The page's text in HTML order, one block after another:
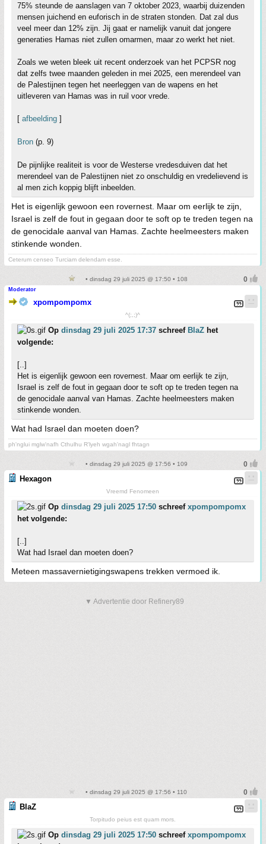
75% steunde de aanslagen van 7 oktober 2023, waarbij duizenden
mensen juichend en euforisch in de straten stonden. Dat zal dus
veel meer dan 12% zijn. Jij gaat er namelijk vanuit dat jongere
generaties Hamas niet zullen omarmen, maar zo werkt het niet.
Zoals we weten bleek uit recent onderzoek van het PCPSR nog
dat zelfs twee maanden geleden in mei 2025, een merendeel van
de Palestijnen tegen het neerleggen van de wapens en het
uitleveren van Hamas was in ruil voor vrede.
[ afbeelding ]
Bron (p. 9)
De pijnlijke realiteit is voor de Westerse vredesduiven dat het
merendeel van de Palestijnen niet zo onschuldig en vredelievend is
al men zich koppig blijft inbeelden.
Het is eigenlijk gewoon een rovernest. Maar om eerlijk te zijn,
Israel is zelf de fout in gegaan door te soft op te treden tegen na
de genocidale aanval van Hamas. Zachte heelmeesters maken
stinkende wonden.
Ceterum censeo Turciam delendam esse.
• dinsdag 29 juli 2025 @ 17:50 • 108
Moderator
xpompompomx
^(;,;)^
Op dinsdag 29 juli 2025 17:37 schreef BlaZ het
volgende:
[..]
Het is eigenlijk gewoon een rovernest. Maar om eerlijk te zijn,
Israel is zelf de fout in gegaan door te soft op te treden tegen na
de genocidale aanval van Hamas. Zachte heelmeesters maken
stinkende wonden.
Wat had Israel dan moeten doen?
ph'nglui mglw'nafh Cthulhu R'lyeh wgah'nagl fhtagn
• dinsdag 29 juli 2025 @ 17:56 • 109
Hexagon
Vreemd Fenomeen
Op dinsdag 29 juli 2025 17:50 schreef xpompompomx
het volgende:
[..]
Wat had Israel dan moeten doen?
Meteen massavernietigingswapens trekken vermoed ik.
▼ Advertentie door Refinery89
• dinsdag 29 juli 2025 @ 17:56 • 110
BlaZ
Torpitudo peius est quam mors.
Op dinsdag 29 juli 2025 17:50 schreef xpompompomx